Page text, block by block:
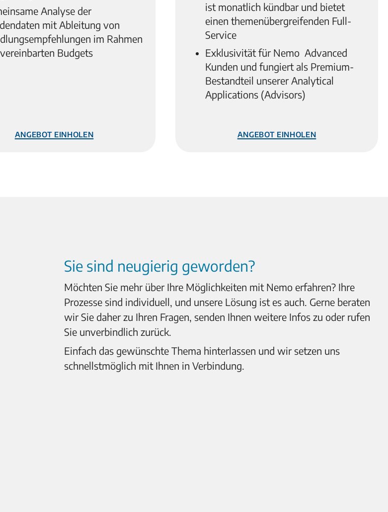
Analyse der
mit Ableitung von
im Rahmen
Budgets
Angebot einholen
ist monatlich kündbar und bietet
einen themenübergreifenden Full-
Service
Exklusivität für Nemo Advanced
Kunden und fungiert als Premium-
Bestandteil unserer Analytical
Applications (Advisors)
Angebot einholen
Sie sind neugierig geworden?
Möchten Sie mehr über Ihre Möglichkeiten mit Nemo erfahren? Ihre
Prozesse sind individuell, und unsere Lösung ist es auch. Gerne beraten
wir Sie daher zu Ihren Fragen, senden Ihnen weitere Infos zu oder rufen
Sie unverbindlich zurück.
Einfach das gewünschte Thema hinterlassen und wir setzen uns
schnellstmöglich mit Ihnen in Verbindung.